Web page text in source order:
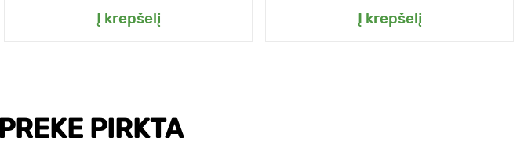
Į krepšelį Į krepšelį
PIRKTA